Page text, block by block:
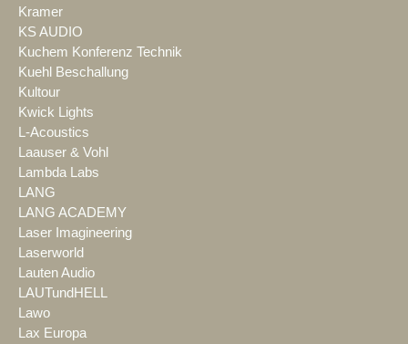
Kramer
KS AUDIO
Kuchem Konferenz Technik
Kuehl Beschallung
Kultour
Kwick Lights
L-Acoustics
Laauser & Vohl
Lambda Labs
LANG
LANG ACADEMY
Laser Imagineering
Laserworld
Lauten Audio
LAUTundHELL
Lawo
Lax Europa